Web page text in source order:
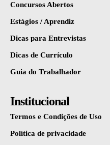
Concursos Abertos
Estágios / Aprendiz
Dicas para Entrevistas
Dicas de Currículo
Guia do Trabalhador
Institucional
Termos e Condições de Uso
Política de privacidade